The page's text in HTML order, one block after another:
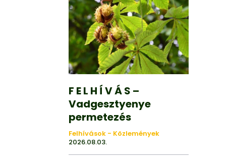
F E L H Í V Á S –
Vadgesztyenye
permetezés
Felhívások - Közlemények
2026.08.03.